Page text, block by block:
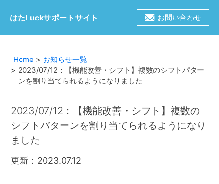
はたLuckサポートサイト お問い合わせ
Home
お知らせ一覧
2023/07/12：【機能改善・シフト】複数のシフトパター
ンを割り当てられるようになりました
2023/07/12：【機能改善・シフト】複数の
シフトパターンを割り当てられるようになり
ました
更新：2023.07.12